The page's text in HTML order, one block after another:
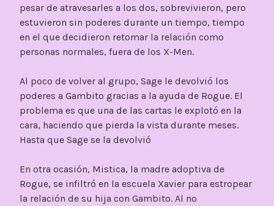
pesar de atravesarles a los dos, sobrevivieron, pero
estuvieron sin poderes durante un tiempo, tiempo
en el que decidieron retomar la relación como
personas normales, fuera de los X-Men.
Al poco de volver al grupo, Sage le devolvió los
poderes a Gambito gracias a la ayuda de Rogue. El
problema es que una de las cartas le explotó en la
cara, haciendo que pierda la vista durante meses.
Hasta que Sage se la devolvió
En otra ocasión, Mistica, la madre adoptiva de
Rogue, se infiltró en la escuela Xavier para estropear
la relación de su hija con Gambito. Al no